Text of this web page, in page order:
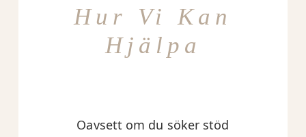
Hur Vi Kan
Hjälpa
Oavsett om du söker stöd